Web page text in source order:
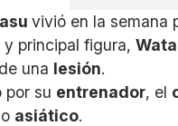
vivió en la semana
y principal figura,
una lesión.
por su entrenador, el
asiático.